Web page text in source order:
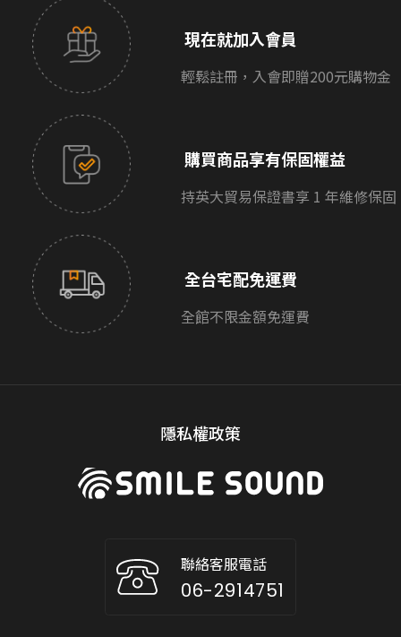
現在就加入會員
輕鬆註冊，入會即贈200元購物金
購買商品享有保固權益
持英大貿易保證書享 1 年維修保固
全台宅配免運費
全館不限金額免運費
隱私權政策
聯絡客服電話
06-2914751